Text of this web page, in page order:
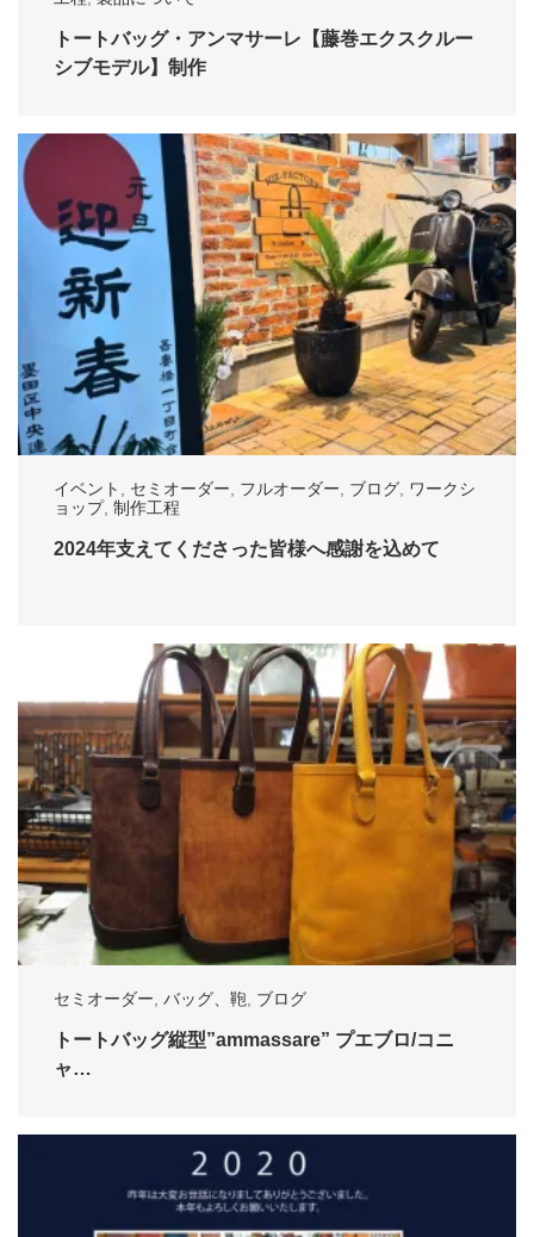
トートバッグ・アンマサーレ【藤巻エクスクルー
シブモデル】制作
イベント セミオーダー フルオーダー ブログ
ワークシ
ョップ, 制作工程
2024年支えてくださった皆様へ感謝を込めて
セミオーダー バッグ、鞄 ブログ
トートバッグ縦型”ammassare” プエブロ/コニ
ャ…